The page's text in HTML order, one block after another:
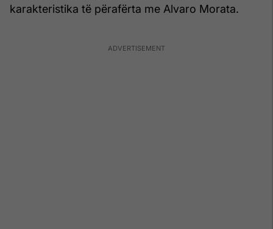
karakteristika të përafërta me Alvaro Morata.